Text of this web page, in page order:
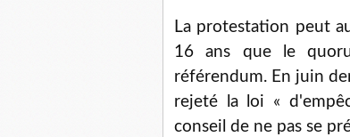
La protestation peut
16 ans que le
référendum. En juin
rejeté la loi «
conseil de ne pas se